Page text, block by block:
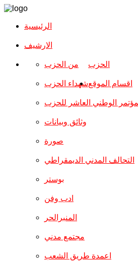
الرئيسية
الارشیف
الحزب من الحزب
شهداء الحزب
الوطني العاشر للحزب
وثائق وبيانات
اقسام الموقع
صورة
التحالف المدني الديمقراطي
بوستر
ادب وفن
المنبرالحر
مجتمع مدني
اعمدة طريق الشعب